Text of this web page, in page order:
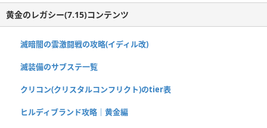
黄金のレガシー(7.15)コンテンツ
滅暗闇の雲激闘戦の攻略(イディル改)
滅装備のサブステ一覧
クリコン(クリスタルコンフリクト)のtier表
ヒルディブランド攻略｜黄金編